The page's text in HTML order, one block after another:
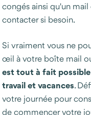
congés ainsi qu'un
contacter si besoin.
Si vraiment vous ne
œil à votre boîte mail
est tout à fait
travail et vacances.
votre journée pour
de commencer votre